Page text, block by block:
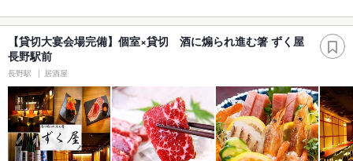
【貸切大宴会場完備】個室×貸切 酒に煽られ進む箸 ずく屋
長野駅前
長野駅 居酒屋